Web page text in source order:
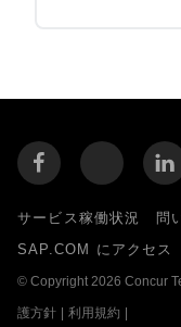
サービス稼働状況 問
SAP.COM にアクセス
© Copyright 2026 Concur
護方針 | 利用規約 |